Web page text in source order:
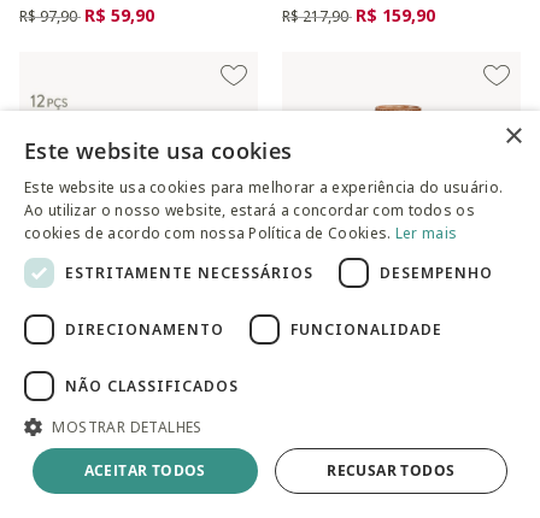
Preço reduzido de
R$ 97,90 para
R$ 59,90 Preço reduzido de
R$ 217,90 para
R$ 159,90
Coup Jardim Campestre
R$ 232,90 R$ 142,90
×
Este website usa cookies
Este website usa cookies para melhorar a experiência do usuário.
Ao utilizar o nosso website, estará a concordar com todos os
cookies de acordo com nossa Política de Cookies. Ler mais
ESTRITAMENTE NECESSÁRIOS
DESEMPENHO
DIRECIONAMENTO FUNCIONALIDADE
NÃO CLASSIFICADOS
MOSTRAR DETALHES
ACEITAR TODOS RECUSAR TODOS